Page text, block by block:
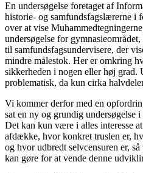
En undersøgelse foretaget af
historie- og samfundsfagslærerne i
over at vise
undersøgelse for
til samfundsfagsundervisere, der
mindre målestok. Her er omkring
sikkerheden i nogen eller høj grad.
problematisk, da kun cirka
Vi kommer derfor med en
sat en ny og grundig undersøgelse
Det kan kun være i alles interesse
afdække, hvor konkret truslen er,
og hvor udbredt selvcensuren er,
kan gøre for at vende denne